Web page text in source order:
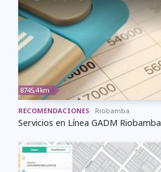
8745,4 km
RECOMENDACIONES Riobamba
Servicios en Línea GADM Riobamba